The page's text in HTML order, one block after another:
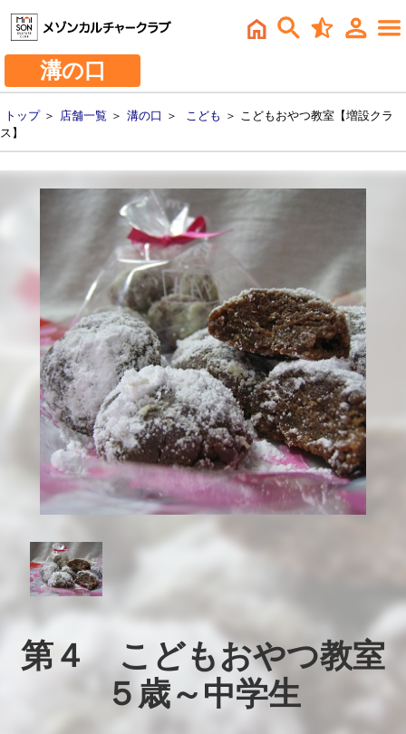
溝の口
トップ＞ 店舗一覧 ＞ 溝の口 ＞ こども ＞ こどもおやつ教室【増設クラ
ス】
第４　こどもおやつ教室
５歳～中学生